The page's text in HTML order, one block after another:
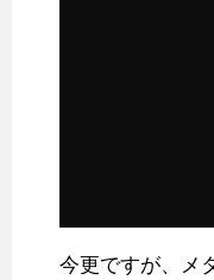
今更ですが、メ